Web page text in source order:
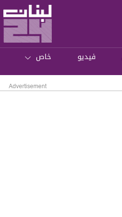
فيديو خاص
Advertisement